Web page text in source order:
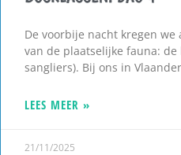
De voorbije nacht kregen we
van de plaatselijke fauna:
sangliers). Bij ons in
LEES MEER »
21/11/2025